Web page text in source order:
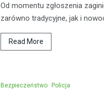
Od momentu zgłoszenia
zarówno tradycyjne, jak i
Read More
Bezpieczeństwo Policja